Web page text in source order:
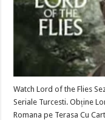
Watch Lord of the Flies
Seriale Turcesti. Obține
Romana pe Terasa Cu